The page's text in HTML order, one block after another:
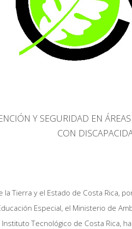
Y SEGURIDAD EN
CON
la Tierra y el Estado de Costa Rica,
Especial, el Ministerio de
Instituto Tecnológico de Costa Rica,